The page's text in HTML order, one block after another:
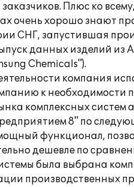
Плюс ко
очень хорошо знают
СНГ, запустившая
данных изделий из
Chemicals").
компания
к
комплексных
8" по
функционал,
дешевле по
была выбрана
производственных